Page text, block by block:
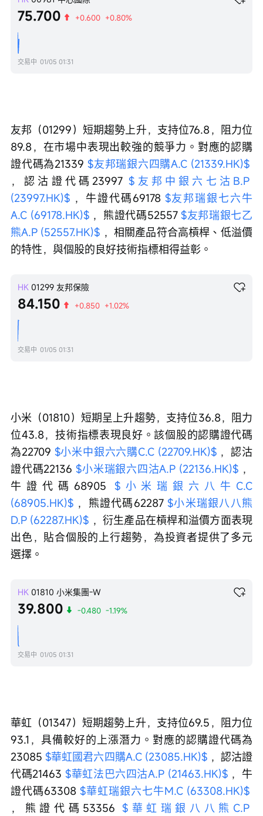
75.700 +0.600 +0.80%
交易中 01/05 01:31
友邦（01299）短期趨勢上升，支持位76.8，阻力位
89.8，在市場中表現出較強的競爭力。對應的認購
證代碼為21339 $友邦瑞銀六四購A.C (21339.HK)$
，認沽證代碼23997 $友邦中銀六七沽B.P
(23997.HK)$ ，牛證代碼69178 $友邦瑞銀七六牛
A.C (69178.HK)$ ，熊證代碼52557 $友邦瑞銀七乙
熊A.P (52557.HK)$ ，相關產品符合高槓桿、低溢價
的特性，與個股的良好技術指標相得益彰。
HK 01299 友邦保險
84.150 +0.850 +1.02%
交易中 01/05 01:31
小米（01810）短期呈上升趨勢，支持位36.8，阻力
位43.8，技術指標表現良好。該個股的認購證代碼
為22709 $小米中銀六六購C.C (22709.HK)$ ，認沽
證代碼22136 $小米瑞銀六四沽A.P (22136.HK)$ ，
牛證代碼68905 $小米瑞銀六八牛C.C
(68905.HK)$ ，熊證代碼62287 $小米瑞銀八八熊
D.P (62287.HK)$ ，衍生產品在槓桿和溢價方面表現
出色，貼合個股的上行趨勢，為投資者提供了多元
選擇。
HK 01810 小米集團-W
39.800 -0.480 -1.19%
交易中 01/05 01:31
華虹（01347）短期趨勢上升，支持位69.5，阻力位
93.1，具備較好的上漲潛力。對應的認購證代碼為
23085 $華虹國君六四購A.C (23085.HK)$ ，認沽證
代碼21463 $華虹法巴六四沽A.P (21463.HK)$ ，牛
證代碼63308 $華虹瑞銀六七牛M.C (63308.HK)$
，熊證代碼53356 $華虹瑞銀八八熊C.P